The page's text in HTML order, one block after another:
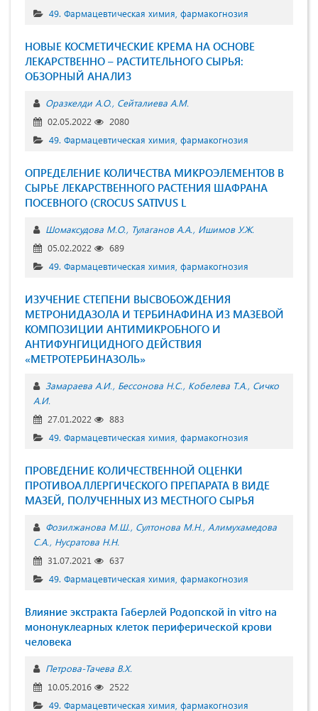
49. Фармацевтическая химия, фармакогнозия
НОВЫЕ КОСМЕТИЧЕСКИЕ КРЕМА НА ОСНОВЕ
ЛЕКАРСТВЕННО – РАСТИТЕЛЬНОГО СЫРЬЯ:
ОБЗОРНЫЙ АНАЛИЗ
Оразкелди А.О. Сейталиева А.М.
02.05.2022
2080
49. Фармацевтическая химия, фармакогнозия
ОПРЕДЕЛЕНИЕ КОЛИЧЕСТВА МИКРОЭЛЕМЕНТОВ В
СЫРЬЕ ЛЕКАРСТВЕННОГО РАСТЕНИЯ ШАФРАНА
ПОСЕВНОГО (CROCUS SATIVUS L
Шомаксудова М.О. Тулаганов А.А. Ишимов У.Ж.
05.02.2022
689
49. Фармацевтическая химия, фармакогнозия
ИЗУЧЕНИЕ СТЕПЕНИ ВЫСВОБОЖДЕНИЯ
МЕТРОНИДАЗОЛА И ТЕРБИНАФИНА ИЗ МАЗЕВОЙ
КОМПОЗИЦИИ АНТИМИКРОБНОГО И
АНТИФУНГИЦИДНОГО ДЕЙСТВИЯ
«МЕТРОТЕРБИНАЗОЛЬ»
Замараева А.И. Бессонова Н.С. Кобелева Т.А. Сичко
А.И.
27.01.2022
883
49. Фармацевтическая химия, фармакогнозия
ПРОВЕДЕНИЕ КОЛИЧЕСТВЕННОЙ ОЦЕНКИ
ПРОТИВОАЛЛЕРГИЧЕСКОГО ПРЕПАРАТА В ВИДЕ
МАЗЕЙ, ПОЛУЧЕННЫХ ИЗ МЕСТНОГО СЫРЬЯ
Фозилжанова М.Ш. Султонова М.Н. Алимухамедова
С.А. Нусратова Н.Н.
31.07.2021
637
49. Фармацевтическая химия, фармакогнозия
Влияние экстракта Габерлей Родопской in vitro на
мононуклеарных клеток периферической крови
человека
Петрова-Тачева В.Х.
10.05.2016
2522
49. Фармацевтическая химия, фармакогнозия